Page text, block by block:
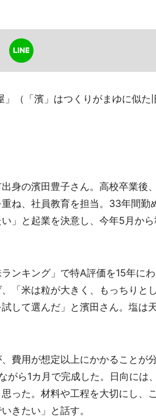
（「濱」はつくりがまゆに似た
身の濱田豊子さん。高校卒業後
ね、社員教育を担当。33年間勤
」と起業を決意し、今年5月か
ンキング」で特A評価を15年に
「米は粒が大きく、もっちりと
して選んだ」と濱田さん。塩は
費用が想定以上にかかることが
がら1カ月で完成した。日向には
った。材料や工程を大切にし、
きたい」と話す。